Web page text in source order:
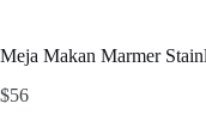
Meja Makan Marmer
$56